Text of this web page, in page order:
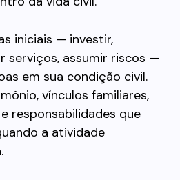
iniciais — investir,
serviços, assumir riscos —
em sua condição civil.
vínculos familiares,
responsabilidades que
a atividade